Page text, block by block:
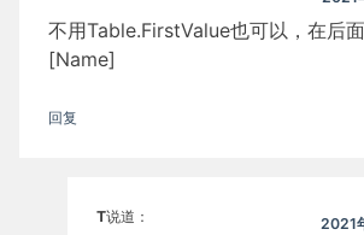
不用Table.FirstValue也可以，在后
[Name]
回复
T说道： 2021